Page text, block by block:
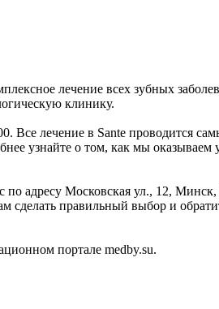
лечение всех зубных
клинику.
Все лечение в Sante проводится
узнайте о том, как мы
по адресу Московская ул., 12,
правильный выбор и
портале medby.su.